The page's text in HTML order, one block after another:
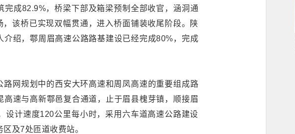
完成82.9%，桥梁下部及箱梁预制全部收官，涵洞通
该桥已实现双幅贯通，进入桥面铺装收尾阶段。陕
绍，鄠周眉高速公路路基建设已经完成80%，完成
路网规划中的西安大环高速和周凤高速的重要组成路
速与高新鄠邑复合通道，止于眉县槐芽镇，顺接眉
设计速度120公里每小时，采用六车道高速公路建设
务区及7处匝道收费站。